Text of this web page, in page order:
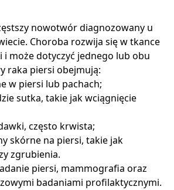
nowotwór diagnozowany u
Choroba rozwija się w tkance
i może dotyczyć jednego lub obu
raka piersi obejmują:
w piersi lub pachach;
sutka, takie jak wciągnięcie
często krwista;
skórne na piersi, takie jak
zgrubienia.
piersi, mammografia oraz
badaniami profilaktycznymi.